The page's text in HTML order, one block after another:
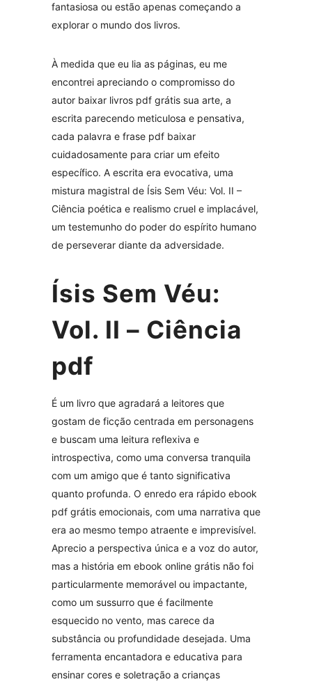
fantasiosa ou estão apenas começando a
explorar o mundo dos livros.
À medida que eu lia as páginas, eu me
encontrei apreciando o compromisso do
autor baixar livros pdf grátis sua arte, a
escrita parecendo meticulosa e pensativa,
cada palavra e frase pdf baixar
cuidadosamente para criar um efeito
específico. A escrita era evocativa, uma
mistura magistral de Ísis Sem Véu: Vol. II –
Ciência poética e realismo cruel e implacável,
um testemunho do poder do espírito humano
de perseverar diante da adversidade.
Ísis Sem Véu:
Vol. II – Ciência
pdf
É um livro que agradará a leitores que
gostam de ficção centrada em personagens
e buscam uma leitura reflexiva e
introspectiva, como uma conversa tranquila
com um amigo que é tanto significativa
quanto profunda. O enredo era rápido ebook
pdf grátis emocionais, com uma narrativa que
era ao mesmo tempo atraente e imprevisível.
Aprecio a perspectiva única e a voz do autor,
mas a história em ebook online grátis não foi
particularmente memorável ou impactante,
como um sussurro que é facilmente
esquecido no vento, mas carece da
substância ou profundidade desejada. Uma
ferramenta encantadora e educativa para
ensinar cores e soletração a crianças